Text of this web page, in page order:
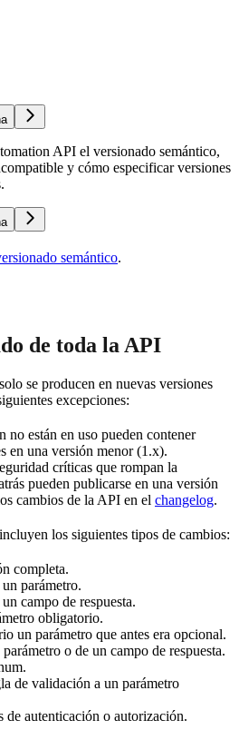
API el versionado semántico,
y cómo especificar versiones
semántico.
de toda la API
se producen en nuevas versiones
excepciones:
no están en uso pueden contener
en una versión menor (1.x).
críticas que rompan la
pueden publicarse en una versión
cambios de la API en el changelog.
los siguientes tipos de cambios:
completa.
parámetro.
campo de respuesta.
obligatorio.
un parámetro que antes era opcional.
o de un campo de respuesta.
de validación a un parámetro
de autenticación o autorización.